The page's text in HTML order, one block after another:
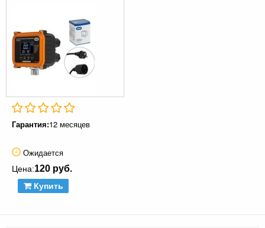
Гарантия:12 месяцев
Ожидается
Цена:120 руб.
Купить